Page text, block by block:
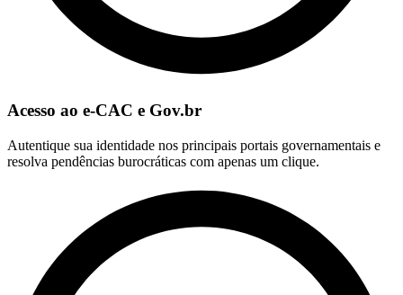
Acesso ao e-CAC e Gov.br
Autentique sua identidade nos principais portais governamentais e
resolva pendências burocráticas com apenas um clique.